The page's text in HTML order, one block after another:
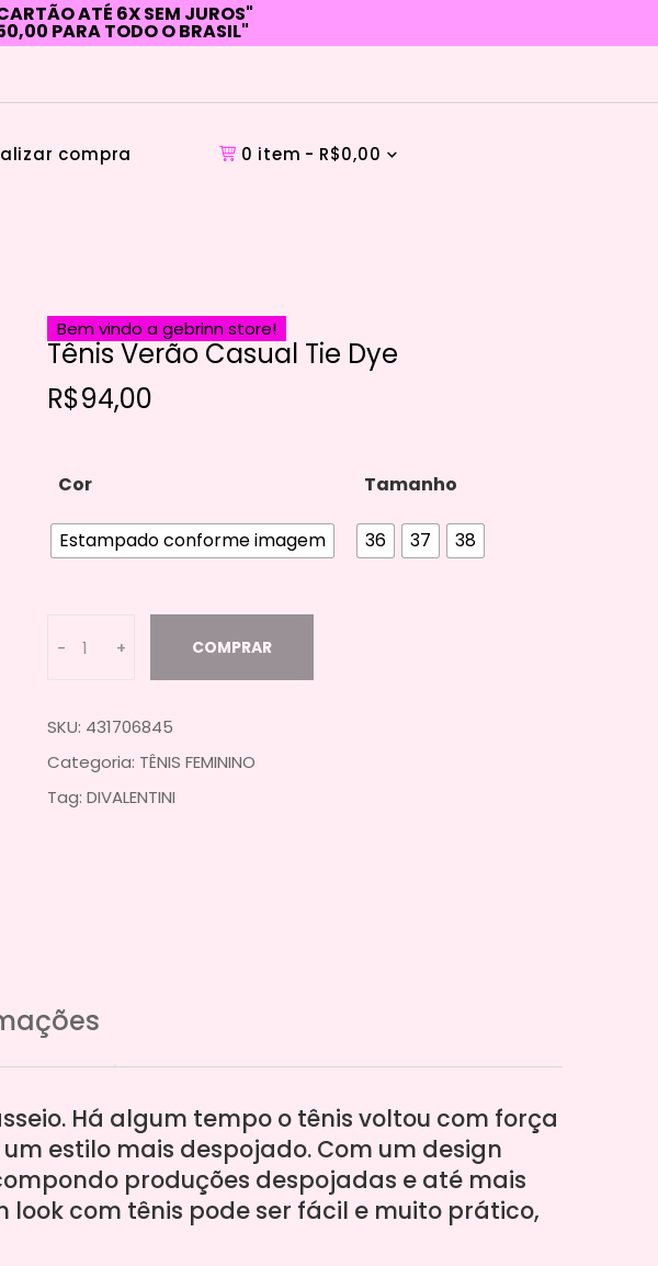
ATÉ 6X SEM JUROS"
PARA TODO O BRASIL"
compra 0 item R$0,00
Bem vindo a gebrinn store!
Tênis Verão Casual Tie Dye
R$94,00
Cor
Estampado conforme imagem
Tamanho
36 37 38
t
i
y
- + COMPRAR
SKU: 431706845
Categoria: TÊNIS FEMININO
Tag: DIVALENTINI
Há algum tempo o tênis voltou com força
estilo mais despojado. Com um design
produções despojadas e até mais
look com tênis pode ser fácil e muito prático,